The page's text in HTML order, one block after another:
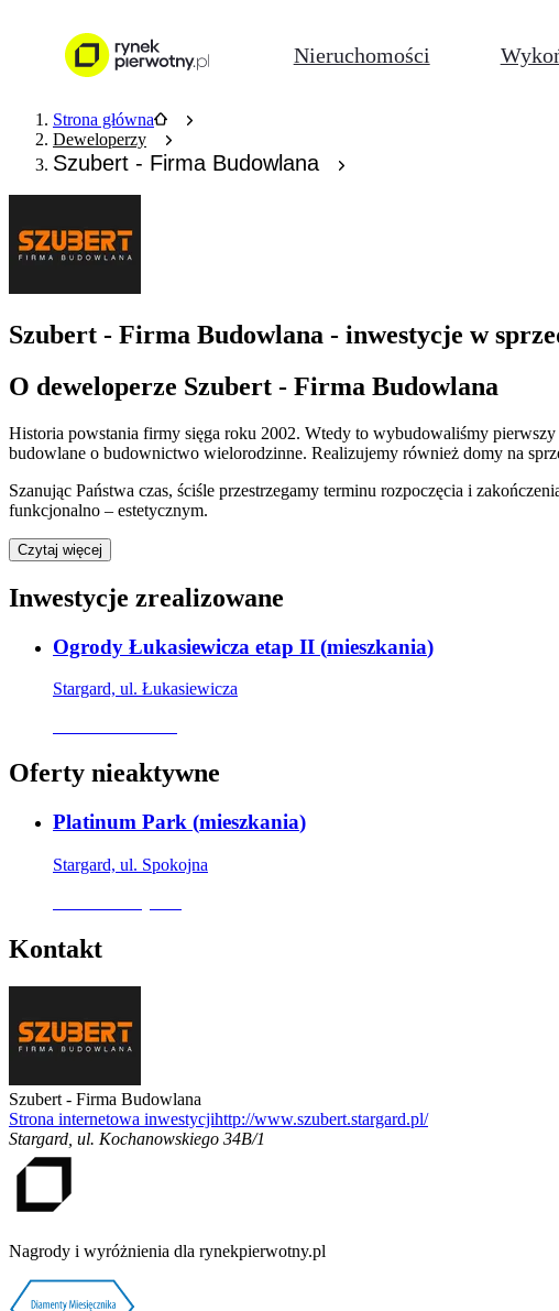
Nieruchomości
Strona główna
Deweloperzy
Szubert - Firma Budowlana
Szubert - Firma Budowlana - inwestycje w
O deweloperze Szubert - Firma Budowlana
Historia powstania firmy sięga roku 2002. Wtedy to wybudowaliśmy
budowlane o budownictwo wielorodzinne. Realizujemy również domy na
Szanując Państwa czas, ściśle przestrzegamy terminu rozpoczęcia i
funkcjonalno – estetycznym.
Czytaj więcej
Inwestycje zrealizowane
Ogrody Łukasiewicza etap II (mieszkania)
Stargard, ul. Łukasiewicza
Oferty nieaktywne
Platinum Park (mieszkania)
Stargard, ul. Spokojna
Kontakt
Szubert - Firma Budowlana
Strona internetowa inwestycjihttp://www.szubert.stargard.pl/
Stargard ul. Kochanowskiego 34B/1
Nagrody i wyróżnienia dla rynekpierwotny.pl